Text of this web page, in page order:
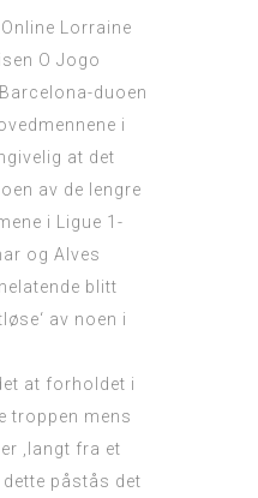
Lorraine
O Jogo
duoen
i
at det
av de lengre
i Ligue 1-
og Alves
blitt
av noen i
at forholdet i
troppen mens
‚langt fra et
dette påstås det